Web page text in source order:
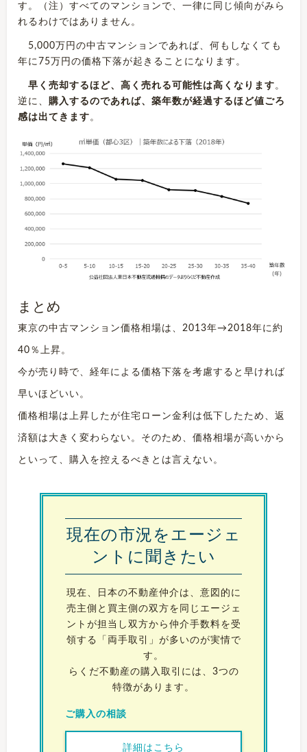
す。（注）すべてのマンションで、一律に同じ傾向がみら
れるわけではありません。
5,000万円の中古マンションであれば、何もしなくても
年に75万円の価格下落が起きることになります。
早く売却するほど、高く売れる可能性は高くなります。
逆に、 購入するのであれば、築年数が経過するほど値ごろ
感は出てきます。
まとめ
東京の中古マンション価格相場は、2013年→2018年に約
40％上昇。
今が売り時で、経年による価格下落を考慮すると早ければ
早いほどいい。
価格相場は上昇したが住宅ローン金利は低下したため、返
済額は大きく変わらない。そのため、価格相場が高いから
といって、購入を控えるべきとは言えない。
現在の市況をエージェ
ントに聞きたい
現在、日本の不動産仲介は、意図的に
売主側と買主側の双方を同じエージェ
ントが担当し双方から仲介手数料を受
領する「両手取引」が多いのが実情で
す。
らくだ不動産の購入取引には、3つの
特徴があります。
ご購入の相談
詳細はこちら